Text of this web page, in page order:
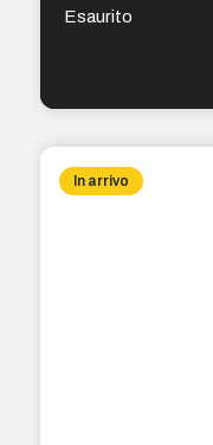
Esaurito
In arrivo